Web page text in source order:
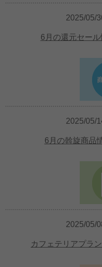
2025/05/
6月の還元セール
2025/05/
6月の斡旋商品
2025/05/
カフェテリアプラ